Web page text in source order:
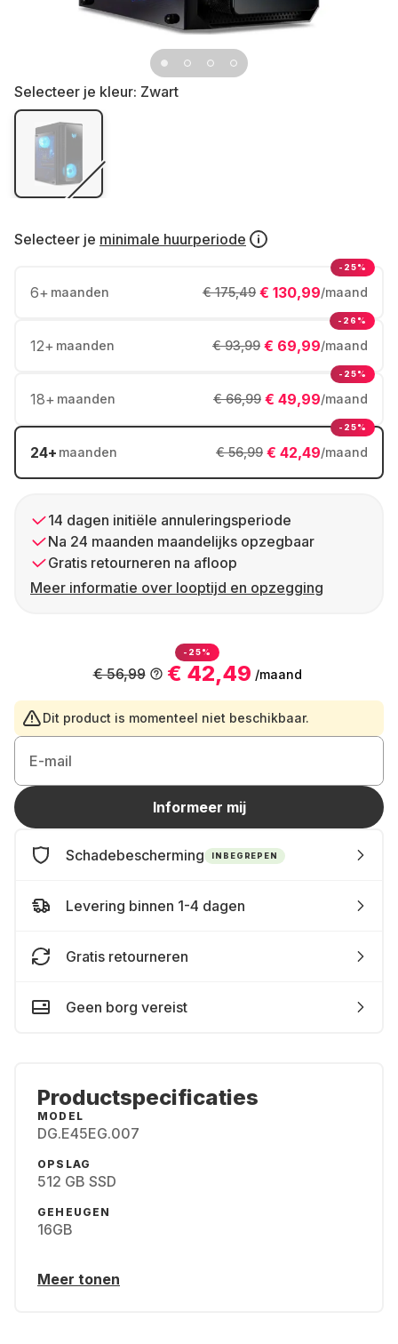
Selecteer je kleur: Zwart
Selecteer je minimale huurperiode
6+ maanden € 130,99/maand
€ 175,49
-25%
12+ maanden € 69,99/maand
€ 93,99
-26%
18+ maanden € 49,99/maand
€ 66,99
-25%
24+ maanden € 42,49/maand
€ 56,99
-25%
14 dagen initiële annuleringsperiode
Na 24 maanden maandelijks opzegbaar
Gratis retourneren na afloop
Meer informatie over looptijd en opzegging
-25%
€ 42,49 /maand
€ 56,99
Dit product is momenteel niet beschikbaar.
E-mail
Informeer mij
Schadebescherming INBEGREPEN
Levering binnen 1-4 dagen
Gratis retourneren
Geen borg vereist
Productspecificaties
MODEL
DG.E45EG.007
OPSLAG
512 GB SSD
GEHEUGEN
16GB
Meer tonen